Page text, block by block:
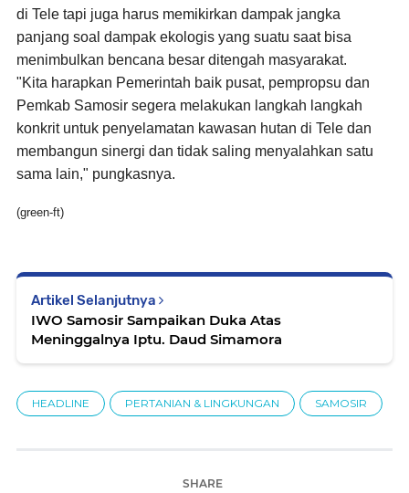
di Tele tapi juga harus memikirkan dampak jangka
panjang soal dampak ekologis yang suatu saat bisa
menimbulkan bencana besar ditengah masyarakat.
"Kita harapkan Pemerintah baik pusat, pempropsu dan
Pemkab Samosir segera melakukan langkah langkah
konkrit untuk penyelamatan kawasan hutan di Tele dan
membangun sinergi dan tidak saling menyalahkan satu
sama lain," pungkasnya.
(green-ft)
Artikel Selanjutnya
IWO Samosir Sampaikan Duka Atas
Meninggalnya Iptu. Daud Simamora
HEADLINE PERTANIAN & LINGKUNGAN SAMOSIR
SHARE